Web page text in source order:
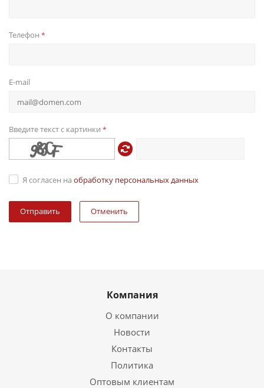
Телефон *
E-mail
Введите текст с картинки *
Я согласен на обработку персональных данных
Отменить
Компания
О компании
Новости
Контакты
Политика
Оптовым клиентам